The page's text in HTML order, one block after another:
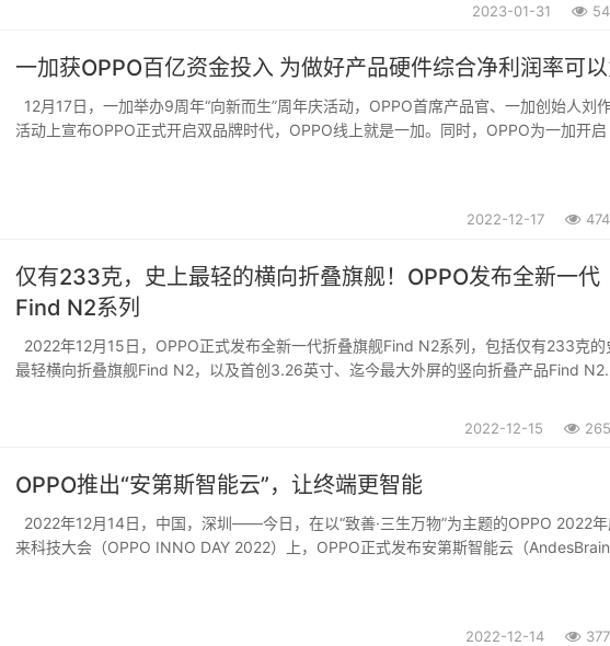
2023-01-31
一加获OPPO百亿资金投入 为做好产品硬件综合净利润率可
12月17日，一加举办9周年“向新而生”周年庆活动，OPPO首席产品官、一加创始人刘
活动上宣布OPPO正式开启双品牌时代，OPPO线上就是一加。同时，OPPO为一加开启
2022-12-17
仅有233克，史上最轻的横向折叠旗舰！OPPO发布全新一代
Find N2系列
2022年12月15日，OPPO正式发布全新一代折叠旗舰Find N2系列，包括仅有233克的
最轻横向折叠旗舰Find N2，以及首创3.26英寸、迄今最大外屏的竖向折叠产品Find N2
2022-12-15
OPPO推出“安第斯智能云”，让终端更智能
2022年12月14日，中国，深圳——今日，在以“致善·三生万物”为主题的OPPO 2022
来科技大会（OPPO INNO DAY 2022）上，OPPO正式发布安第斯智能云（AndesBrain
2022-12-14